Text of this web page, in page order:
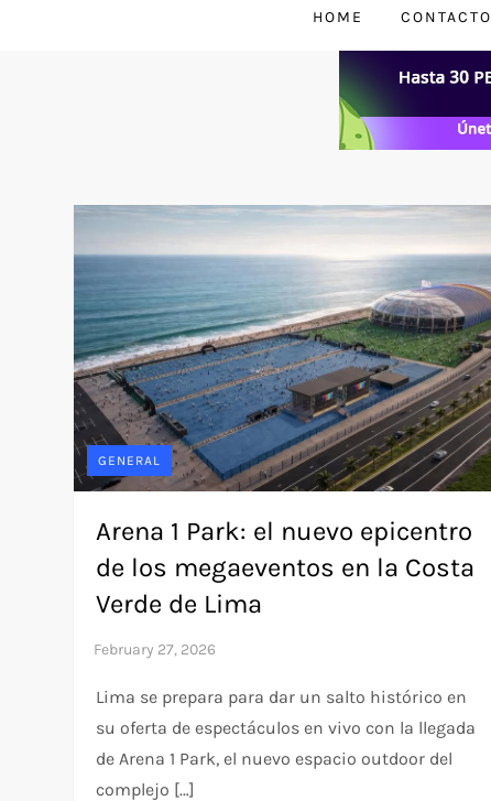
HOME CONTACTO
GENERAL
Arena 1 Park: el nuevo epicentro
de los megaeventos en la Costa
Verde de Lima
Lima se prepara para dar un salto histórico en
su oferta de espectáculos en vivo con la llegada
de Arena 1 Park, el nuevo espacio outdoor del
complejo […]